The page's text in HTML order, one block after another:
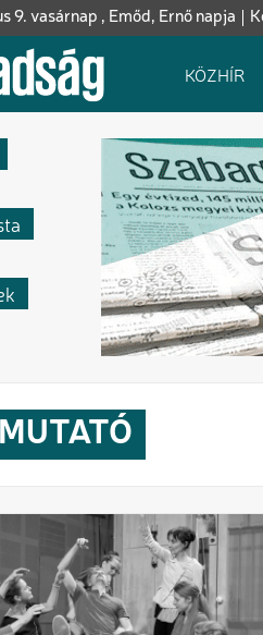
9. vasárnap , Emőd, Ernő napja
Fő
KÖZHÍR